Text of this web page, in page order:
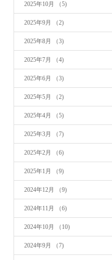
2025年10月 （5)
2025年9月 （2)
2025年8月 （3)
2025年7月 （4)
2025年6月 （3)
2025年5月 （2)
2025年4月 （5)
2025年3月 （7)
2025年2月 （6)
2025年1月 （9)
2024年12月 （9)
2024年11月 （6)
2024年10月 （10)
2024年9月 （7)